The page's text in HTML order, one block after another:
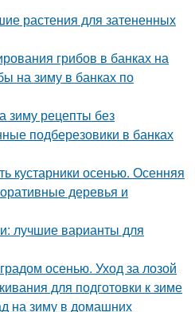
растения для затененных
грибов в банках на
на зиму в банках по
зиму рецепты без
подберезовики в банках
кустарники осенью. Осенняя
деревья и
лучшие варианты для
осенью. Уход за лозой
для подготовки к зиме
на зиму в домашних